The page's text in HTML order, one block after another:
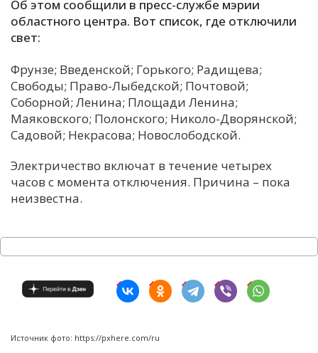
М
Х
Ч
Я
Об этом сообщили в пресс-службе мэрии
областного центра. Вот список, где отключили
свет:
Фрунзе; Введенской; Горького; Радищева;
Свободы; Право-Лыбедской; Почтовой;
Соборной; Ленина; Площади Ленина;
Маяковского; Полонского; Николо-Дворянской;
Садовой; Некрасова; Новослободской.
Электричество включат в течение четырех
часов с момента отключения. Причина – пока
неизвестна.
Источник фото: https://pxhere.com/ru